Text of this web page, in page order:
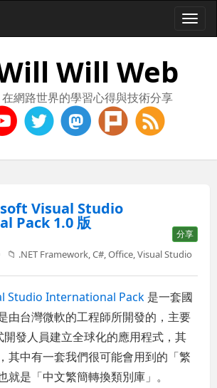
Will Web
網路世界的學習心得與技術分享
Visual Studio
Pack 1.0 版
分享
📁 .NET Framework ,C# ,Office ,Visual Studio
Studio International Pack 是一套國
由台灣微軟的工程師所開發的，主要
開發人員建立全球化的應用程式，其
其中有一套我們很可能會用到的「繁
就是「中文繁簡轉換類別庫」。